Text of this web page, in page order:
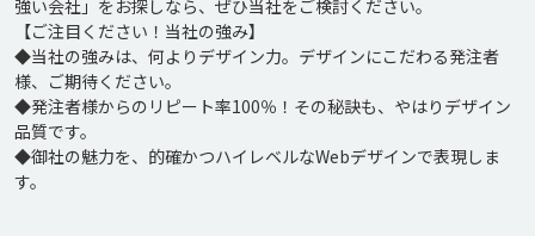
強い会社」をお探しなら、ぜひ当社をご検討ください。
【ご注目ください！当社の強み】
◆当社の強みは、何よりデザイン力。デザインにこだわる発注者
様、ご期待ください。
◆発注者様からのリピート率100％！その秘訣も、やはりデザイン
品質です。
◆御社の魅力を、的確かつハイレベルなWebデザインで表現しま
す。